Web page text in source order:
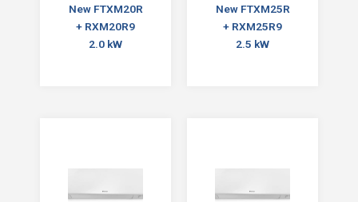
New FTXM20R
+ RXM20R9
2.0 kW
New FTXM25R
+ RXM25R9
2.5 kW